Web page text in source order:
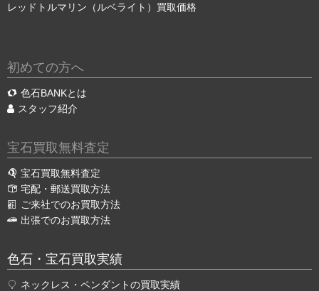
レッドトルマリン（ルベライト）買取価格
初めての方へ
色石BANKとは
スタッフ紹介
宝石買取無料査定
宝石買取無料査定
宅配・郵送買取方法
ご来社でのお買取方法
出張でのお買取方法
色石・宝石買取実績
ネックレス・ペンダントの買取実績